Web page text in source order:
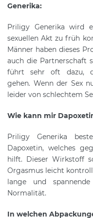
Generika:
Priligy Generika wird
sexuellen Akt zu früh
Männer haben dieses
auch die Partnerschaft
führt sehr oft dazu,
gehen. Wenn der Sex
leider von schlechtem
Wie kann mir
Priligy Generika
Dapoxetin, welches
hilft. Dieser Wirkstoff
Orgasmus leicht
lange und
Normalität.
In welchen